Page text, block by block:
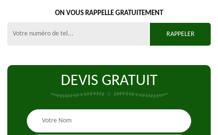
ON VOUS RAPPELLE GRATUITEMENT
DEVIS GRATUIT